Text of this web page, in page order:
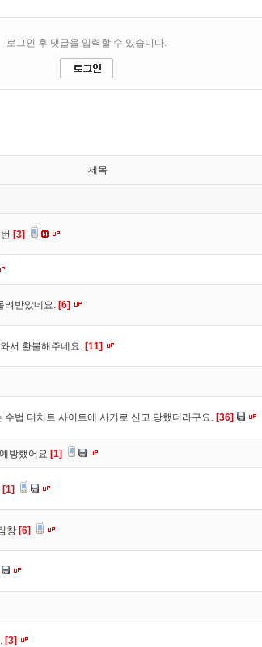
제목
[3]
려받았네요. [6]
서 환불해주네요. [11]
법 더치트 사이트에 사기로 신고 당했더라구요. [36]
방했어요 [1]
[1]
창 [6]
[3]